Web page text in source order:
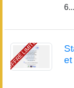
6...
OFFRE LIMITÉE
et